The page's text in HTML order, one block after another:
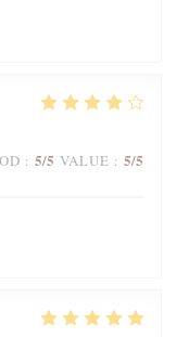
: 5/5 VALUE : 5/5